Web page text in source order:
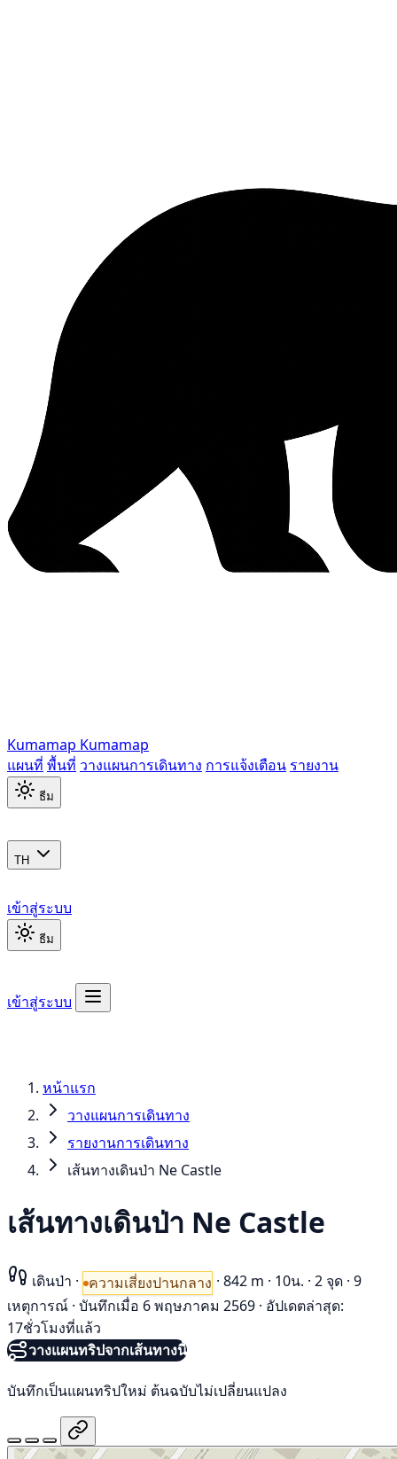
Kumamap Kumamap
แผนที่ พื้นที่ วางแผนการเดินทาง การแจ้งเตือน รายงาน
ธีม
TH
เข้าสู่ระบบ
ธีม
เข้าสู่ระบบ
หน้าแรก
วางแผนการเดินทาง
รายงานการเดินทาง
เส้นทางเดินป่า Ne Castle
เส้นทางเดินป่า Ne Castle
เดินป่า · ความเสี่ยงปานกลาง · 842 m · 10น. · 2 จุด · 9
เหตุการณ์ · บันทึกเมื่อ 6 พฤษภาคม 2569 · อัปเดตล่าสุด:
17ชั่วโมงที่แล้ว
วางแผนทริปจากเส้นทางนี้
บันทึกเป็นแผนทริปใหม่ ต้นฉบับไม่เปลี่ยนแปลง